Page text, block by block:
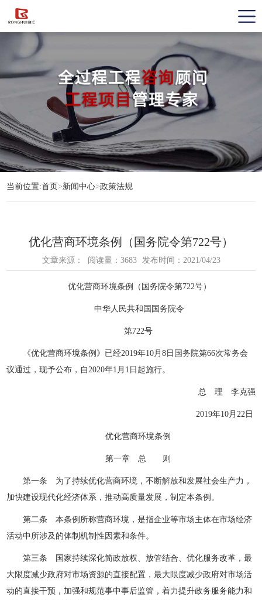
当前位置:首页>新闻中心>政策法规
优化营商环境条例（国务院令第722号）
文章来源： 阅读量：3683 发布时间：2021/04/23
优化营商环境条例（国务院令第722号）
中华人民共和国国务院令
第722号
《优化营商环境条例》已经2019年10月8日国务院第66次常务会
议通过，现予公布，自2020年1月1日起施行。
总 理 李克强
2019年10月22日
优化营商环境条例
第一章 总 则
第一条 为了持续优化营商环境，不断解放和发展社会生产力，
加快建设现代化经济体系，推动高质量发展，制定本条例。
第二条 本条例所称营商环境，是指企业等市场主体在市场经济
活动中所涉及的体制机制性因素和条件。
第三条 国家持续深化简政放权、放管结合、优化服务改革，最
大限度减少政府对市场资源的直接配置，最大限度减少政府对市场活
动的直接干预，加强和规范事中事后监管，着力提升政务服务能力和